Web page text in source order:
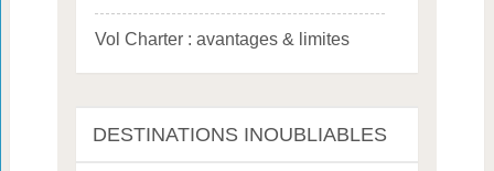
Vol Charter : avantages & limites
DESTINATIONS INOUBLIABLES